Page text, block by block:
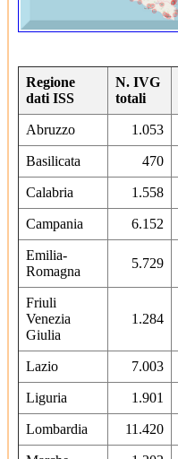
Regione
dati ISS
N. IVG
to­tali
Abruzzo 1.053
Basilicata 470
Calabria 1.558
Campania 6.152
Emilia-
Romagna
5.729
Friuli
Venezia
Giulia
1.284
Lazio 7.003
Liguria 1.901
Lombardia 11.420